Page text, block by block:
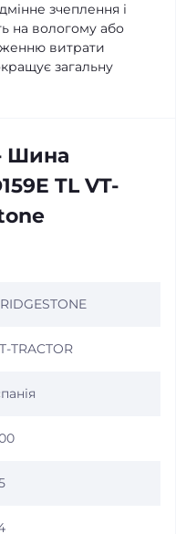
зчеплення і
на вологому або
витрати
загальну
Шина
TL VT-
TRACTOR